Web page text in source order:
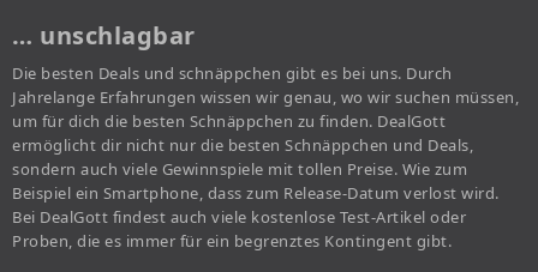
… unschlagbar
Die besten Deals und schnäppchen gibt es bei uns. Durch
Jahrelange Erfahrungen wissen wir genau, wo wir suchen müssen,
um für dich die besten Schnäppchen zu finden. DealGott
ermöglicht dir nicht nur die besten Schnäppchen und Deals,
sondern auch viele Gewinnspiele mit tollen Preise. Wie zum
Beispiel ein Smartphone, dass zum Release-Datum verlost wird.
Bei DealGott findest auch viele kostenlose Test-Artikel oder
Proben, die es immer für ein begrenztes Kontingent gibt.